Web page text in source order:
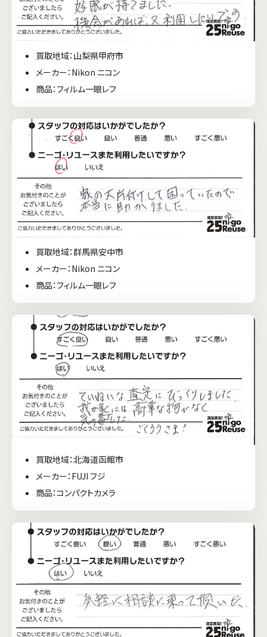
買取地域：山梨県甲府市
メーカー：Nikon ニコン
商品：フィルム一眼レフ
買取地域：群馬県安中市
メーカー：Nikon ニコン
商品：フィルム一眼レフ
買取地域：北海道函館市
メーカー：FUJI フジ
商品：コンパクトカメラ